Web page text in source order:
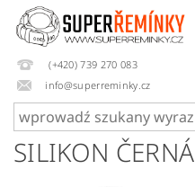
(+420) 739 270 083
info@superreminky.cz
SILIKON ČERNÁ